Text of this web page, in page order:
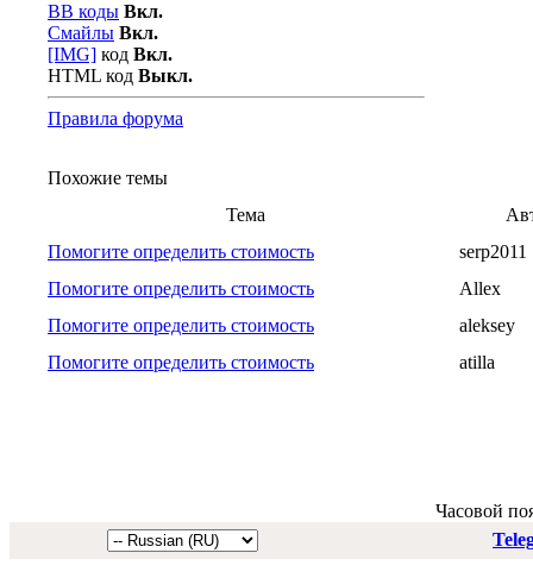
BB коды Вкл.
Смайлы Вкл.
[IMG] код Вкл.
HTML код Выкл.
Правила форума
Похожие темы
Тема
Помогите определить стоимость
serp2011
Помогите определить стоимость
Allex
Помогите определить стоимость
aleksey
Помогите определить стоимость
atilla
Часовой